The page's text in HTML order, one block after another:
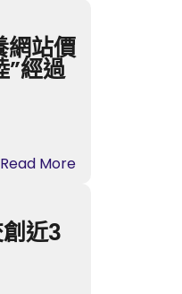
網站價
”經過
Read More:
近3